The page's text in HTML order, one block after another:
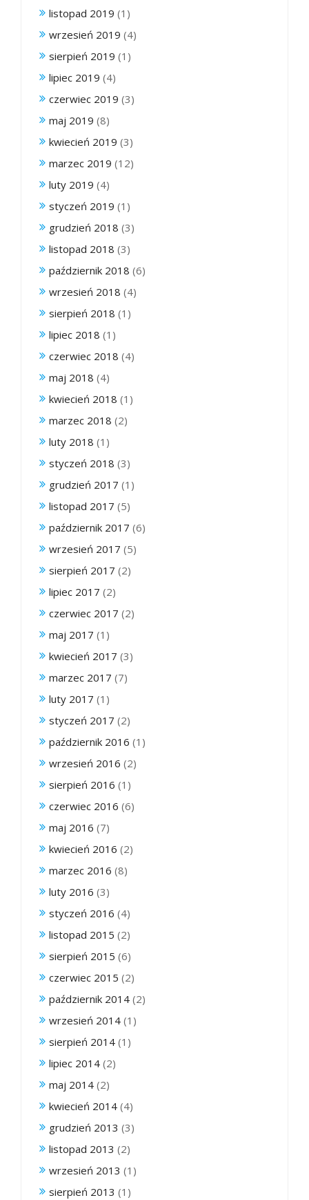
listopad 2019 (1)
wrzesień 2019 (4)
sierpień 2019 (1)
lipiec 2019 (4)
czerwiec 2019 (3)
maj 2019 (8)
kwiecień 2019 (3)
marzec 2019 (12)
luty 2019 (4)
styczeń 2019 (1)
grudzień 2018 (3)
listopad 2018 (3)
październik 2018 (6)
wrzesień 2018 (4)
sierpień 2018 (1)
lipiec 2018 (1)
czerwiec 2018 (4)
maj 2018 (4)
kwiecień 2018 (1)
marzec 2018 (2)
luty 2018 (1)
styczeń 2018 (3)
grudzień 2017 (1)
listopad 2017 (5)
październik 2017 (6)
wrzesień 2017 (5)
sierpień 2017 (2)
lipiec 2017 (2)
czerwiec 2017 (2)
maj 2017 (1)
kwiecień 2017 (3)
marzec 2017 (7)
luty 2017 (1)
styczeń 2017 (2)
październik 2016 (1)
wrzesień 2016 (2)
sierpień 2016 (1)
czerwiec 2016 (6)
maj 2016 (7)
kwiecień 2016 (2)
marzec 2016 (8)
luty 2016 (3)
styczeń 2016 (4)
listopad 2015 (2)
sierpień 2015 (6)
czerwiec 2015 (2)
październik 2014 (2)
wrzesień 2014 (1)
sierpień 2014 (1)
lipiec 2014 (2)
maj 2014 (2)
kwiecień 2014 (4)
grudzień 2013 (3)
listopad 2013 (2)
wrzesień 2013 (1)
sierpień 2013 (1)